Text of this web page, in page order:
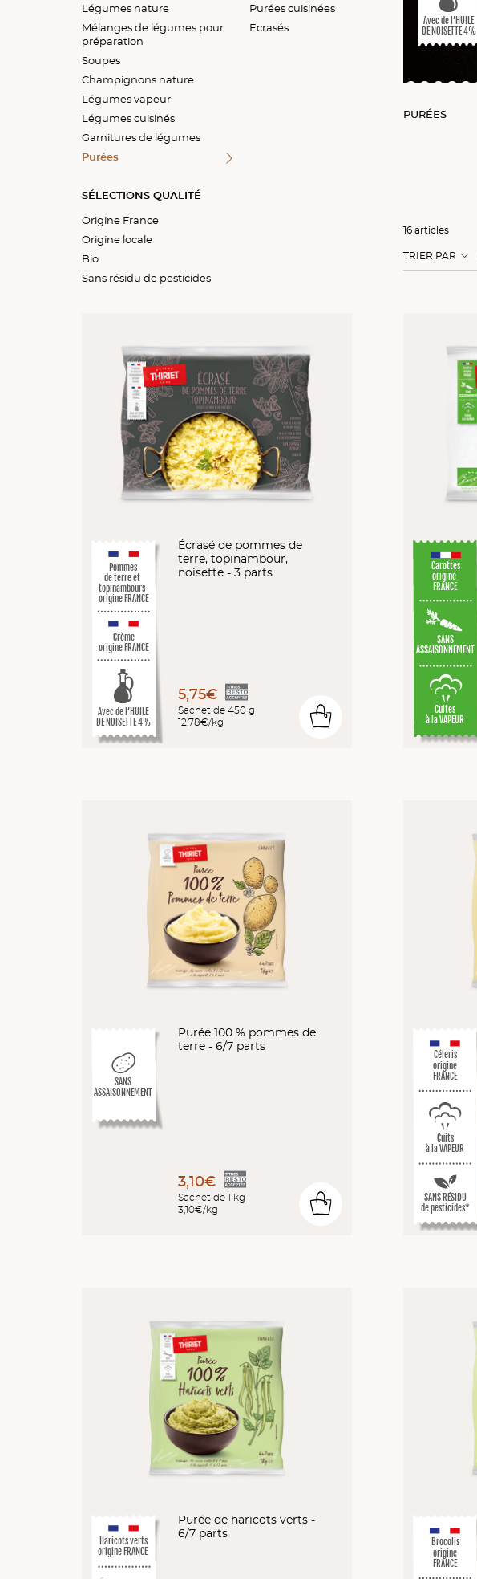
Légumes nature
Mélanges de légumes pour
préparation
Soupes
Champignons nature
Légumes vapeur
Légumes cuisinés
Garnitures de légumes
Purées
SÉLECTIONS QUALITÉ
Origine France
Origine locale
Bio
Sans résidu de pesticides
Haricots
Epinards
Légumes pour potage
Mélanges de champignons
Poêlées assaisonnées
Accompagnements
individuels
Purées cuisinées
Ecrasés
Avec de l’HUILE
DE NOISETTE 4%
PURÉES
16 articles
TRIER PAR
Pommes
de terre et
topinambours
origine FRANCE
Crème
origine FRANCE
Avec de l’HUILE
DE NOISETTE 4%
Écrasé de pommes de
terre, topinambour,
noisette - 3 parts
5,75€
Sachet de 450 g
12,78€/kg
0
SANS
ASSAISONNEMENT
Cuites
à la VAPEUR
Carottes
origine
FRANCE
SANS
ASSAISONNEMENT
Purée 100 % pommes de
terre - 6/7 parts
3,10€
Sachet de 1 kg
3,10€/kg
0
Céleris
origine
FRANCE
Cuits
à la VAPEUR
SANS RÉSIDU
de pesticides*
Haricots verts
origine FRANCE
Purée de haricots verts -
6/7 parts
Brocolis
origine
FRANCE